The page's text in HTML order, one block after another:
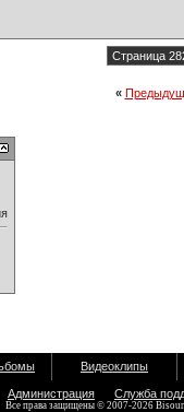
Страница
«
Видеоклипы
Администрация Служба
Все права защищены © 2007-2026